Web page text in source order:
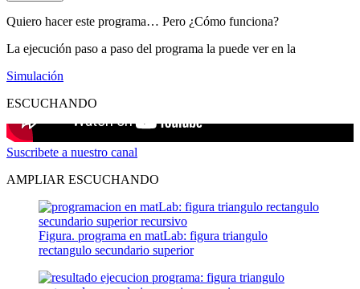
Quiero hacer este programa… Pero ¿Cómo funciona?
La ejecución paso a paso del programa la puede ver en la
Simulación
ESCUCHANDO
Suscribete a nuestro canal
AMPLIAR ESCUCHANDO
Figura. programa en matLab: figura triangulo
rectangulo secundario superior